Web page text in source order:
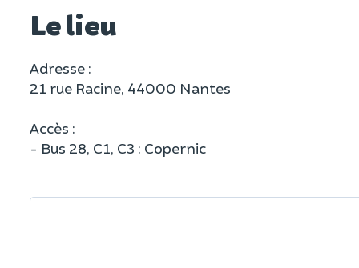
Le lieu
Adresse :
21 rue Racine, 44000 Nantes
Accès :
- Bus 28, C1, C3 : Copernic